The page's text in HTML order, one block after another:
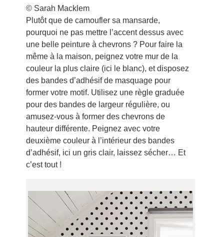
© Sarah Macklem
Plutôt que de camoufler sa mansarde,
pourquoi ne pas mettre l’accent dessus avec
une belle peinture à chevrons ? Pour faire la
même à la maison, peignez votre mur de la
couleur la plus claire (ici le blanc), et disposez
des bandes d’adhésif de masquage pour
former votre motif. Utilisez une règle graduée
pour des bandes de largeur régulière, ou
amusez-vous à former des chevrons de
hauteur différente. Peignez avec votre
deuxième couleur à l’intérieur des bandes
d’adhésif, ici un gris clair, laissez sécher… Et
c’est tout !